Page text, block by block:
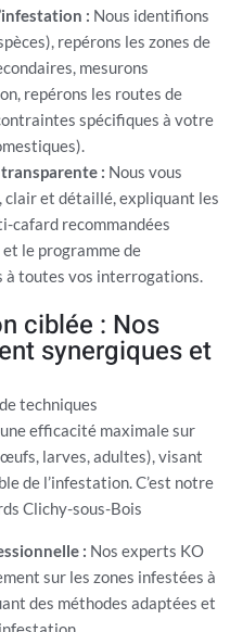
: Nous identifions
repérons les zones de
mesurons
repérons les routes de
spécifiques à votre
: Nous vous
et détaillé, expliquant les
cafard recommandées
le programme de
à toutes vos interrogations.
ciblée : Nos
synergiques et
techniques
efficacité maximale sur
larves, adultes), visant
de l’infestation. C’est notre
Clichy-sous-Bois
: Nos experts KO
sur les zones infestées à
des méthodes adaptées et